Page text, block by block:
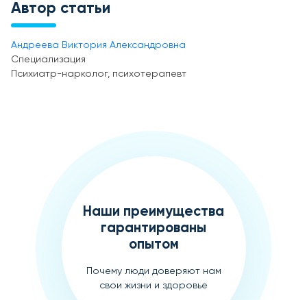
Автор статьи
Андреева Виктория Александровна
Специализация
Психиатр-нарколог, психотерапевт
Наши преимущества
гарантированы
опытом
Почему люди доверяют нам
свои жизни и здоровье